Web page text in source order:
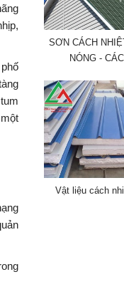
SƠN CÁCH
NÓNG -
Vật liệu cách